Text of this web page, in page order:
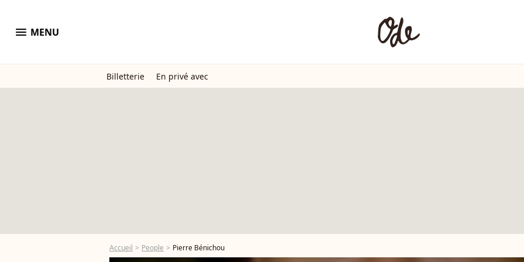
menu MENU
Billetterie En privé avec
Accueil People Pierre Bénichou